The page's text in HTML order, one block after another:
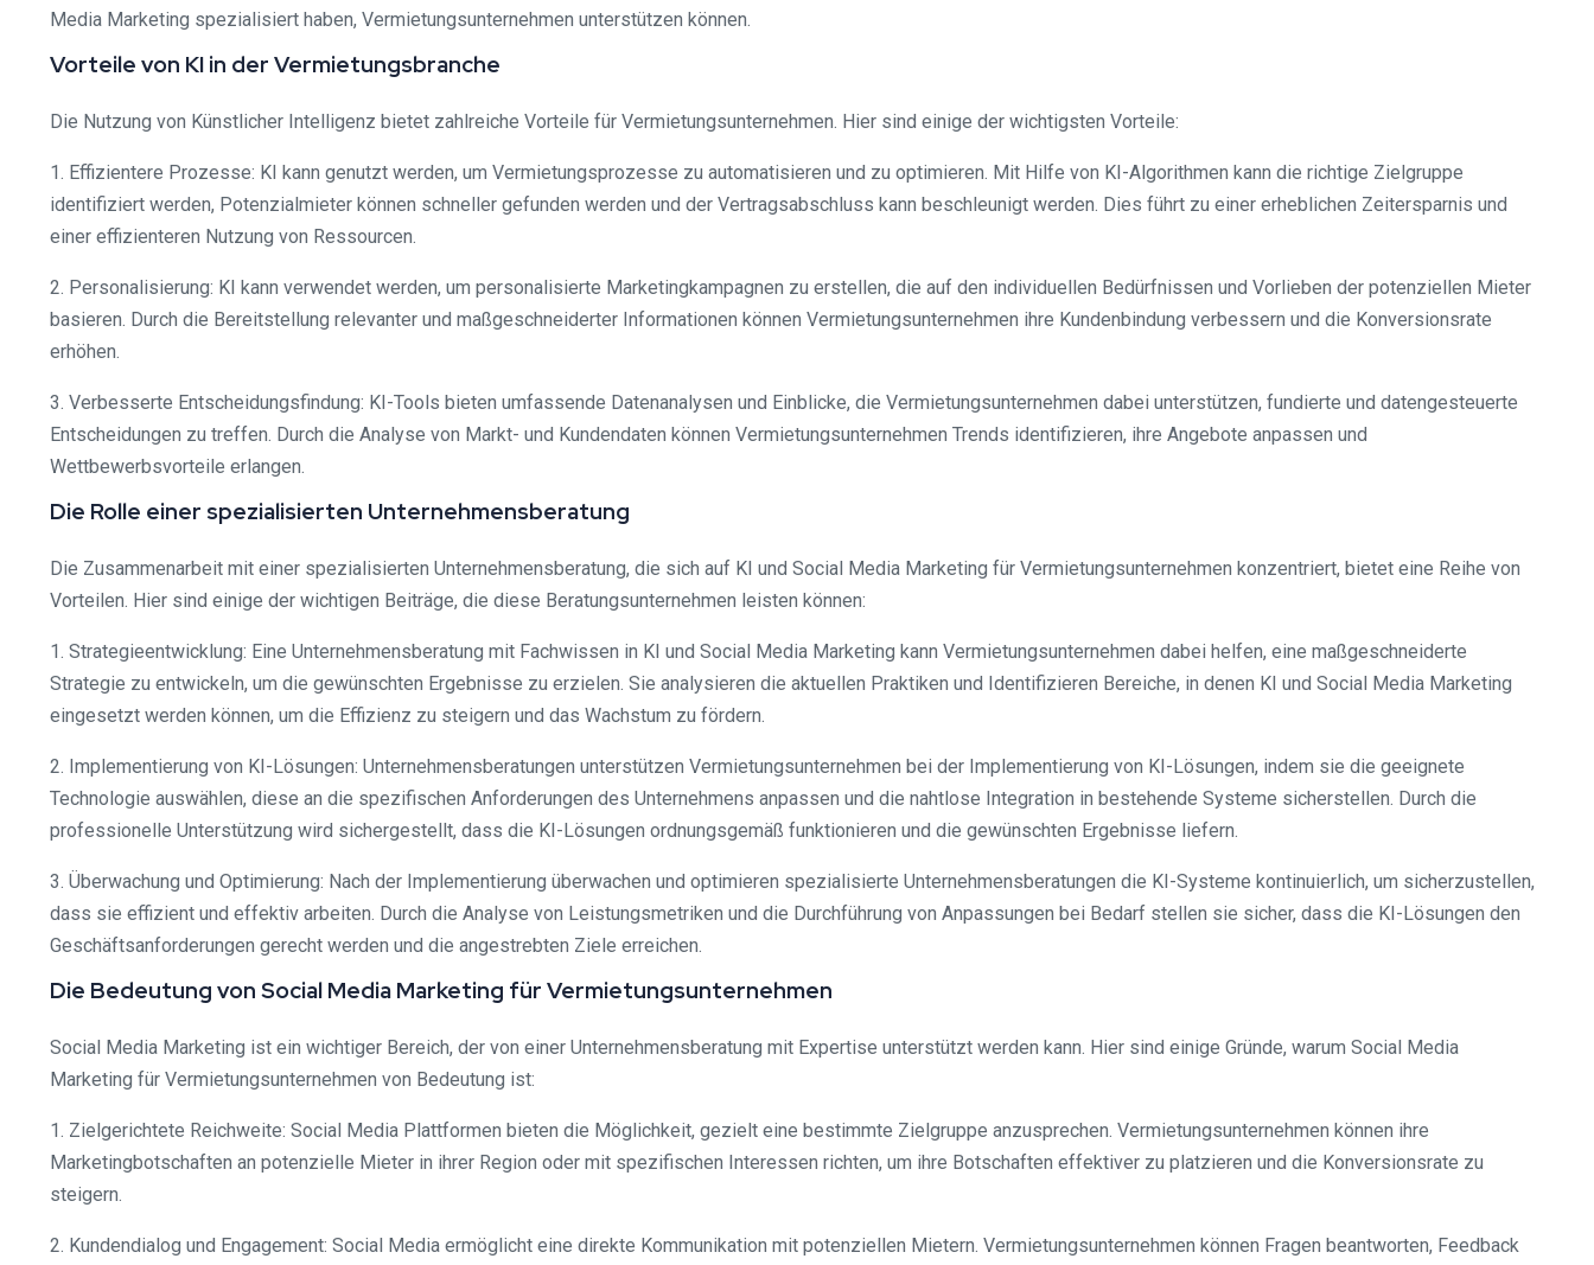
Media Marketing spezialisiert haben, Vermietungsunternehmen unterstützen können.
Vorteile von KI in der Vermietungsbranche
Die Nutzung von Künstlicher Intelligenz bietet zahlreiche Vorteile für Vermietungsunternehmen. Hier sind einige der wichtigsten Vorteile:
1. Effizientere Prozesse: KI kann genutzt werden, um Vermietungsprozesse zu automatisieren und zu optimieren. Mit Hilfe von KI-Algorithmen kann die richtige Zielgruppe
identifiziert werden, Potenzialmieter können schneller gefunden werden und der Vertragsabschluss kann beschleunigt werden. Dies führt zu einer erheblichen Zeitersparnis und
einer effizienteren Nutzung von Ressourcen.
2. Personalisierung: KI kann verwendet werden, um personalisierte Marketingkampagnen zu erstellen, die auf den individuellen Bedürfnissen und Vorlieben der potenziellen Mieter
basieren. Durch die Bereitstellung relevanter und maßgeschneiderter Informationen können Vermietungsunternehmen ihre Kundenbindung verbessern und die Konversionsrate
erhöhen.
3. Verbesserte Entscheidungsfindung: KI-Tools bieten umfassende Datenanalysen und Einblicke, die Vermietungsunternehmen dabei unterstützen, fundierte und datengesteuerte
Entscheidungen zu treffen. Durch die Analyse von Markt- und Kundendaten können Vermietungsunternehmen Trends identifizieren, ihre Angebote anpassen und
Wettbewerbsvorteile erlangen.
Die Rolle einer spezialisierten Unternehmensberatung
Die Zusammenarbeit mit einer spezialisierten Unternehmensberatung, die sich auf KI und Social Media Marketing für Vermietungsunternehmen konzentriert, bietet eine Reihe von
Vorteilen. Hier sind einige der wichtigen Beiträge, die diese Beratungsunternehmen leisten können:
1. Strategieentwicklung: Eine Unternehmensberatung mit Fachwissen in KI und Social Media Marketing kann Vermietungsunternehmen dabei helfen, eine maßgeschneiderte
Strategie zu entwickeln, um die gewünschten Ergebnisse zu erzielen. Sie analysieren die aktuellen Praktiken und Identifizieren Bereiche, in denen KI und Social Media Marketing
eingesetzt werden können, um die Effizienz zu steigern und das Wachstum zu fördern.
2. Implementierung von KI-Lösungen: Unternehmensberatungen unterstützen Vermietungsunternehmen bei der Implementierung von KI-Lösungen, indem sie die geeignete
Technologie auswählen, diese an die spezifischen Anforderungen des Unternehmens anpassen und die nahtlose Integration in bestehende Systeme sicherstellen. Durch die
professionelle Unterstützung wird sichergestellt, dass die KI-Lösungen ordnungsgemäß funktionieren und die gewünschten Ergebnisse liefern.
3. Überwachung und Optimierung: Nach der Implementierung überwachen und optimieren spezialisierte Unternehmensberatungen die KI-Systeme kontinuierlich, um sicherzustellen,
dass sie effizient und effektiv arbeiten. Durch die Analyse von Leistungsmetriken und die Durchführung von Anpassungen bei Bedarf stellen sie sicher, dass die KI-Lösungen den
Geschäftsanforderungen gerecht werden und die angestrebten Ziele erreichen.
Die Bedeutung von Social Media Marketing für Vermietungsunternehmen
Social Media Marketing ist ein wichtiger Bereich, der von einer Unternehmensberatung mit Expertise unterstützt werden kann. Hier sind einige Gründe, warum Social Media
Marketing für Vermietungsunternehmen von Bedeutung ist:
1. Zielgerichtete Reichweite: Social Media Plattformen bieten die Möglichkeit, gezielt eine bestimmte Zielgruppe anzusprechen. Vermietungsunternehmen können ihre
Marketingbotschaften an potenzielle Mieter in ihrer Region oder mit spezifischen Interessen richten, um ihre Botschaften effektiver zu platzieren und die Konversionsrate zu
steigern.
2. Kundendialog und Engagement: Social Media ermöglicht eine direkte Kommunikation mit potenziellen Mietern. Vermietungsunternehmen können Fragen beantworten, Feedback